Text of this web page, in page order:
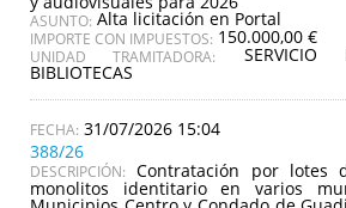
ASUNTO: Alta licitación en Portal
IMPORTE CON IMPUESTOS: 150.000,00 €
UNIDAD TRAMITADORA: SERVICIO
BIBLIOTECAS
31/07/2026 15:04
388/26
DESCRIPCIÓN: Contratación por lotes
monolitos identitario en varios